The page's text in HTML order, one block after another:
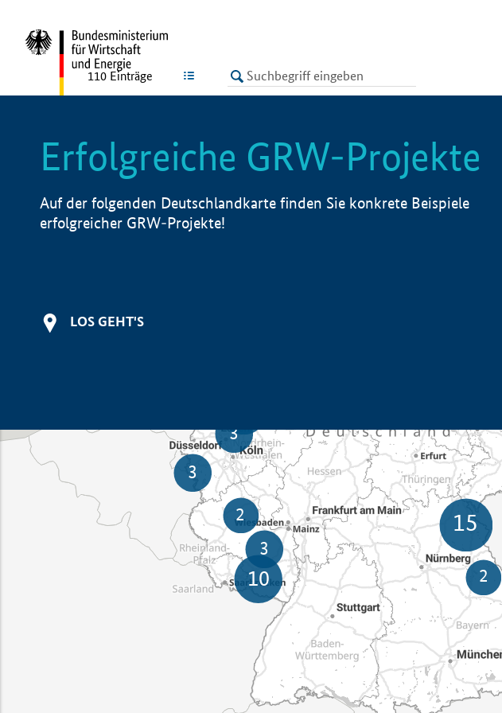
LISTE
110 Einträge
Erfolgreiche GRW-Projekte
Auf der folgenden Deutschlandkarte finden Sie konkrete Beispiele
erfolgreicher GRW-Projekte!
LOS GEHT'S